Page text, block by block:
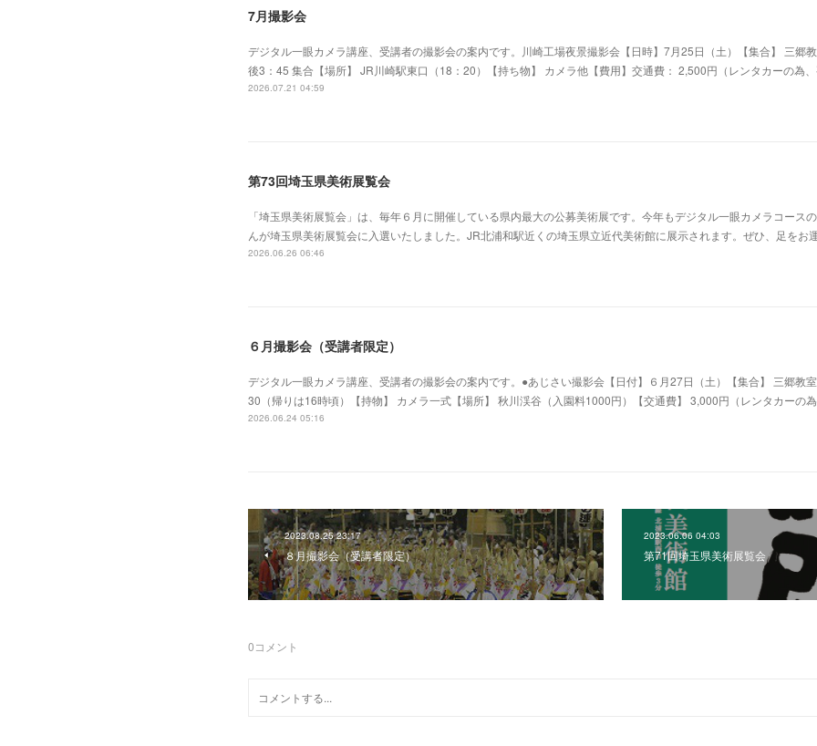
7月撮影会
デジタル一眼カメラ講座、受講者の撮影会の案内です。川崎工場夜景撮影会【日時】7月25日（土）【集合】 三郷
後3：45 集合【場所】 JR川崎駅東口（18：20）【持ち物】 カメラ他【費用】交通費： 2,500円（レンタカーの為
2026.07.21 04:59
第73回埼玉県美術展覧会
「埼玉県美術展覧会」は、毎年６月に開催している県内最大の公募美術展です。今年もデジタル一眼カメラコース
んが埼玉県美術展覧会に入選いたしました。JR北浦和駅近くの埼玉県立近代美術館に展示されます。ぜひ、足をお
2026.06.26 06:46
６月撮影会（受講者限定）
デジタル一眼カメラ講座、受講者の撮影会の案内です。●あじさい撮影会【日付】６月27日（土）【集合】 三郷教
30（帰りは16時頃）【持物】 カメラ一式【場所】 秋川渓谷（入園料1000円）【交通費】 3,000円（レンタカーの
2026.06.24 05:16
2023.08.25 23:17
８月撮影会（受講者限定）
2023.06.06 04:03
第71回埼玉県美術展覧会
0コメント